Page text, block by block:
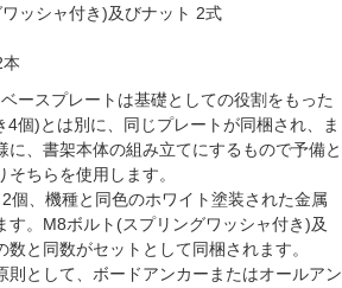
ッシャ付き)及びナット 2式
ースプレートは基礎としての役割をもった
個)とは別に、同じプレートが同梱され、ま
に、書架本体の組み立てにするもので予備と
ちらを使用します。
個、機種と同色のホワイト塗装された金属
す。M8ボルト(スプリングワッシャ付き)及
と同数がセットとして同梱されます。
則として、ボードアンカーまたはオールアン